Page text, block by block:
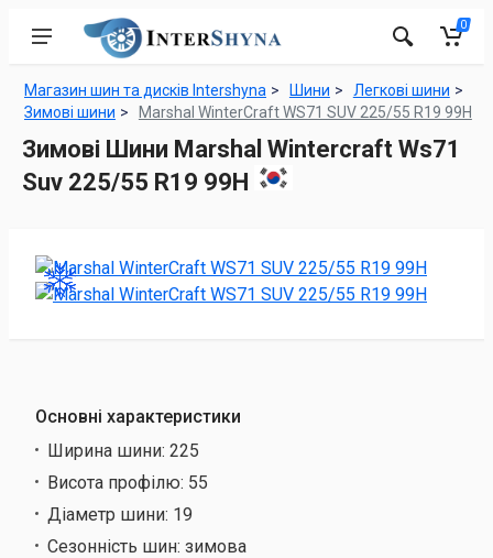
0
Магазин шин та дисків Intershyna Шини
Легкові шини
Зимові шини
Marshal WinterCraft WS71 SUV 225/55 R19 99H
Зимові Шини Marshal Wintercraft Ws71
Suv 225/55 R19 99H
Основні характеристики
Ширина шини: 225
Висота профілю: 55
Діаметр шини: 19
Сезонність шин: зимова